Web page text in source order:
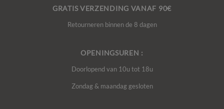
GRATIS VERZENDING VANAF 90€
Retourneren binnen de 8 dagen
OPENINGSUREN :
Doorlopend van 10u tot 18u
Zondag & maandag gesloten